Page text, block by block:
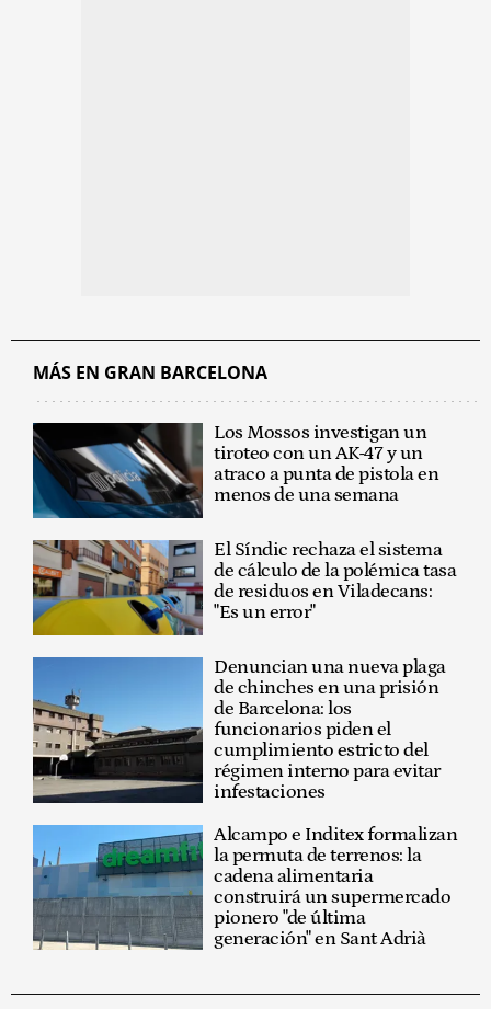
MÁS EN GRAN BARCELONA
Los Mossos investigan un
tiroteo con un AK-47 y un
atraco a punta de pistola en
menos de una semana
El Síndic rechaza el sistema
de cálculo de la polémica tasa
de residuos en Viladecans:
"Es un error"
Denuncian una nueva plaga
de chinches en una prisión
de Barcelona: los
funcionarios piden el
cumplimiento estricto del
régimen interno para evitar
infestaciones
Alcampo e Inditex formalizan
la permuta de terrenos: la
cadena alimentaria
construirá un supermercado
pionero "de última
generación" en Sant Adrià